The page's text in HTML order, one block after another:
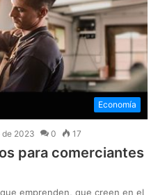
Economía
de 2023 0 17
para comerciantes
emprenden, que creen en el